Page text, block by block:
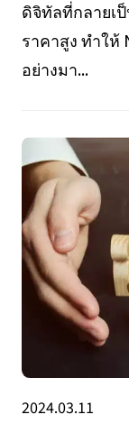
ดิจิทัลที่กลายเ
ราคาสูง ทำให้
อย่างมา...
2024.03.11